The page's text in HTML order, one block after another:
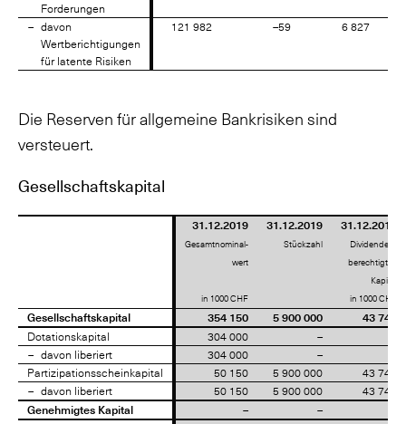
Forderungen
davon
Wertberichtigungen
für latente Risiken
121 982 –59 6 827
Forderungen
davon
Wertberichtigungen
für latente Risiken
Die Reserven für allgemeine Bankrisiken sind
versteuert.
Gesellschaftskapital
31.12.2019
Gesamtnominal-
wert
31.12.2019
Stückzahl
31.12.2019
Dividenden-
berechtigtes
Kapital
in 1000 CHF
in 1000 CHF
Gesellschaftskapital 354 150 5 900 000
43 745
Dotationskapital
304 000 –
davon liberiert
304 000 –
Partizipationsscheinkapital
50 150 5 900 000
43 745
davon liberiert
50 150 5 900 000
43 745
Genehmigtes Kapital
– –
Gesellschaftskapital
Dotationskapital
davon liberiert
Partizipationsscheinkapital
davon liberiert
Genehmigtes Kapital